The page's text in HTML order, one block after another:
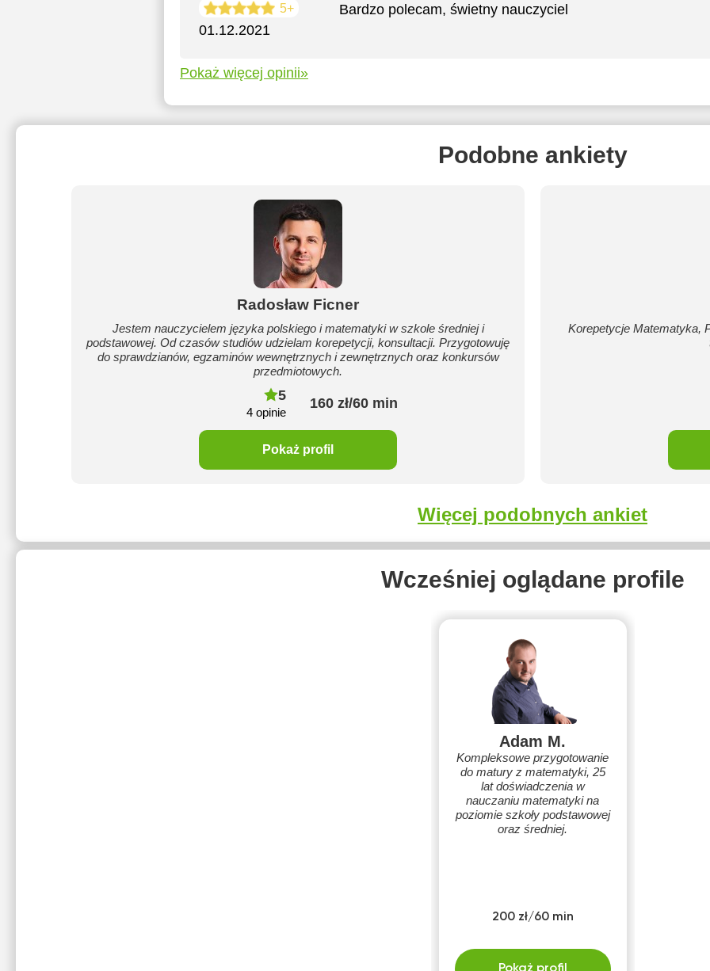
5+
01.12.2021
Bardzo polecam, świetny nauczyciel
Pokaż więcej opinii»
Podobne ankiety
Radosław Ficner
Jestem nauczycielem języka polskiego i matematyki w szkole średniej i
podstawowej. Od czasów studiów udzielam korepetycji, konsultacji. Przygotowuję
do sprawdzianów, egzaminów wewnętrznych i zewnętrznych oraz konkursów
przedmiotowych.
5
4 opinie
160 zł/60 min
Pokaż profil
Korepetycje Matematyka,
Więcej podobnych ankiet
Wcześniej oglądane profile
Adam M.
Kompleksowe przygotowanie
do matury z matematyki, 25
lat doświadczenia w
nauczaniu matematyki na
poziomie szkoły podstawowej
oraz średniej.
200 zł/60 min